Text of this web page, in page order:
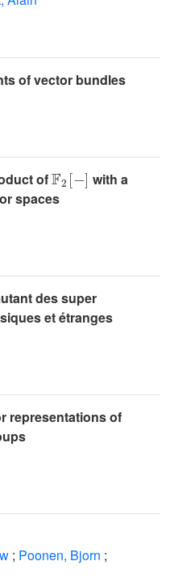
of vector bundles
of
2[ ]
with a
spaces
des super
et étranges
representations of
; Poonen, Bjorn ;